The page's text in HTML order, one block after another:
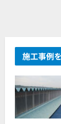
施工事例